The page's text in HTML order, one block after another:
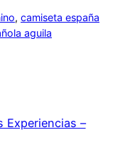
, camiseta españa
aguila
Experiencias –